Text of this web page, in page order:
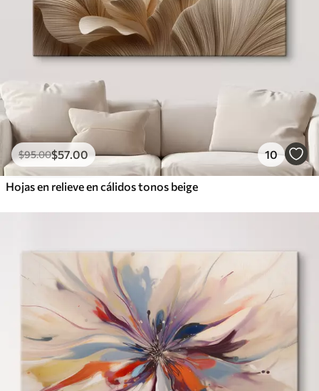
$95.00$57.00 10
Hojas en relieve en cálidos tonos beige